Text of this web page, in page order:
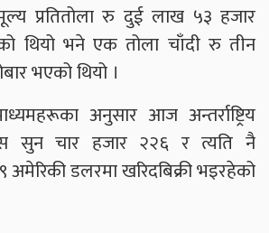
प्रतितोला रु दुई लाख ५३ हजार
थियो भने एक तोला चाँदी रु तीन
भएको थियो ।
अनुसार आज अन्तर्राष्ट्रिय
सुन चार हजार २२६ र त्यति नै
अमेरिकी डलरमा खरिदबिक्री भइरहेको